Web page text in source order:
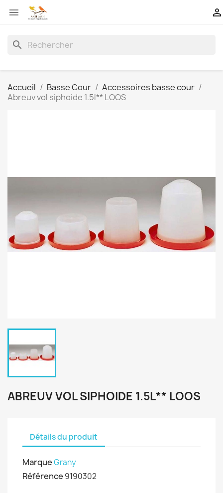
 
search
Accueil Basse Cour
Accessoires basse cour
Abreuv vol siphoide 1.5l** LOOS
ABREUV VOL SIPHOIDE 1.5L** LOOS
Détails du produit
MarqueGrany
Référence 9190302